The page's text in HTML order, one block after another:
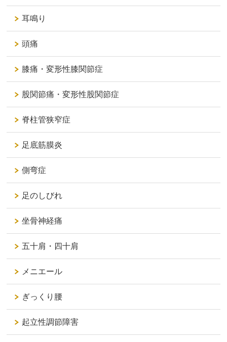
耳鳴り
頭痛
膝痛・変形性膝関節症
股関節痛・変形性股関節症
脊柱管狭窄症
足底筋膜炎
側弯症
足のしびれ
坐骨神経痛
五十肩・四十肩
メニエール
ぎっくり腰
起立性調節障害